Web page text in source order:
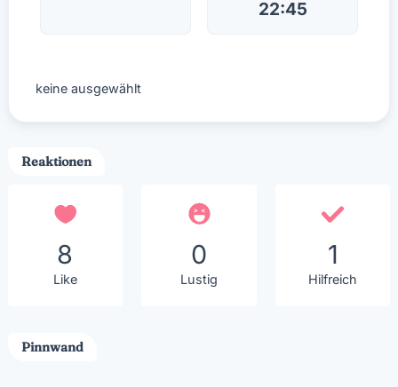
22:45
keine ausgewählt
Reaktionen
8
Like
0
Lustig
1
Hilfreich
Pinnwand